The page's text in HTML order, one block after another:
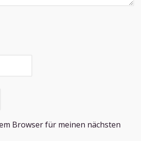
Browser für meinen nächsten